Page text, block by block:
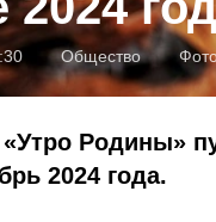
Общество
«Утро Родины»
2024 года.